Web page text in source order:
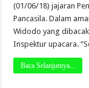
(01/06/18) jajaran
Pancasila. Dalam
Widodo yang
Inspektur upacara.
Baca Selanjutnya...